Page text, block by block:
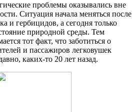
проблемы оказывались вне
Ситуация начала меняться после
и гербицидов, а сегодня только
природной среды. Тем
тот факт, что заботиться о
и пассажиров легковушек
каких-то 20 лет назад.